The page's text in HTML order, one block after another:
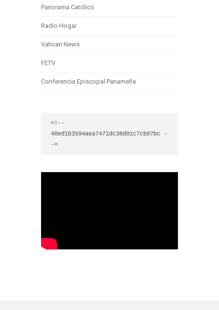
Panorama Católico
Radio Hogar
Vatican News
FETV
Conferencia Episcopal Panameña
<!--
48ed1b3594aea7471dc38d01c7cb07bc -
->